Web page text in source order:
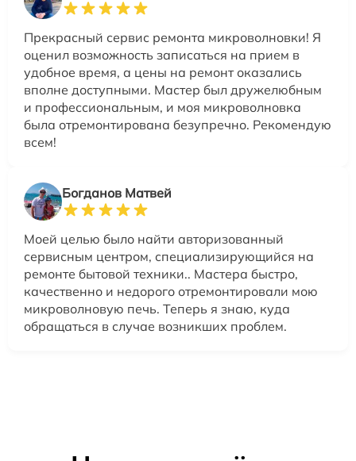
Прекрасный сервис ремонта микроволновки! Я
оценил возможность записаться на прием в
удобное время, а цены на ремонт оказались
вполне доступными. Мастер был дружелюбным
и профессиональным, и моя микроволновка
была отремонтирована безупречно. Рекомендую
всем!
Богданов Матвей
Моей целью было найти авторизованный
сервисным центром, специализирующийся на
ремонте бытовой техники.. Мастера быстро,
качественно и недорого отремонтировали мою
микроволновую печь. Теперь я знаю, куда
обращаться в случае возникших проблем.